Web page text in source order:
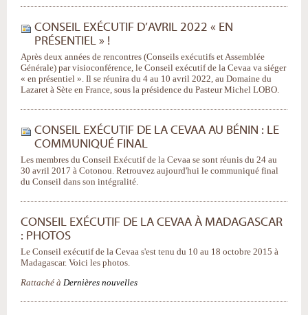
CONSEIL EXÉCUTIF D’AVRIL 2022 « EN
PRÉSENTIEL » !
Après deux années de rencontres (Conseils exécutifs et Assemblée
Générale) par visioconférence, le Conseil exécutif de la Cevaa va siéger
« en présentiel ». Il se réunira du 4 au 10 avril 2022, au Domaine du
Lazaret à Sète en France, sous la présidence du Pasteur Michel LOBO.
CONSEIL EXÉCUTIF DE LA CEVAA AU BÉNIN : LE
COMMUNIQUÉ FINAL
Les membres du Conseil Exécutif de la Cevaa se sont réunis du 24 au
30 avril 2017 à Cotonou. Retrouvez aujourd'hui le communiqué final
du Conseil dans son intégralité.
CONSEIL EXÉCUTIF DE LA CEVAA À MADAGASCAR
: PHOTOS
Le Conseil exécutif de la Cevaa s'est tenu du 10 au 18 octobre 2015 à
Madagascar. Voici les photos.
Rattaché à Dernières nouvelles